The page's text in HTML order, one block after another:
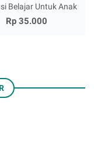
Belajar Untuk Anak
Rp 35.000